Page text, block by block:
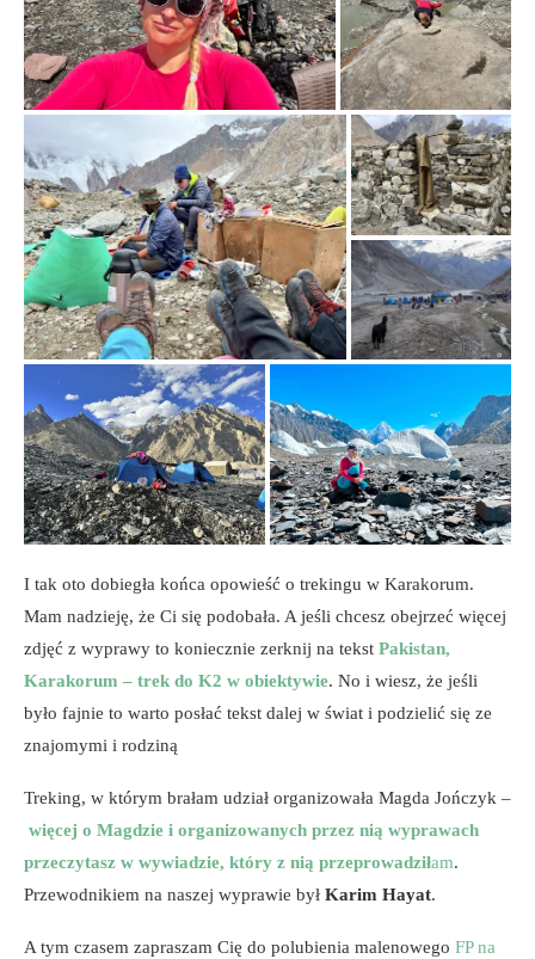
I tak oto dobiegła końca opowieść o trekingu w Karakorum.
Mam nadzieję, że Ci się podobała. A jeśli chcesz obejrzeć więcej
zdjęć z wyprawy to koniecznie zerknij na tekst Pakistan,
Karakorum – trek do K2 w obiektywie. No i wiesz, że jeśli
było fajnie to warto posłać tekst dalej w świat i podzielić się ze
znajomymi i rodziną
Treking, w którym brałam udział organizowała Magda Jończyk –
więcej o Magdzie i organizowanych przez nią wyprawach
przeczytasz w wywiadzie, który z nią przeprowadziłam.
Przewodnikiem na naszej wyprawie był Karim Hayat.
A tym czasem zapraszam Cię do polubienia malenowego FP na